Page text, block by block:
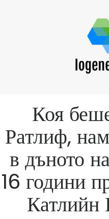
Коя
Ратлиф,
в дъното
16 години
Катлийн